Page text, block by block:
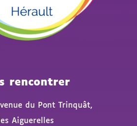
rencontrer
du Pont Trinquât,
Aiguerelles